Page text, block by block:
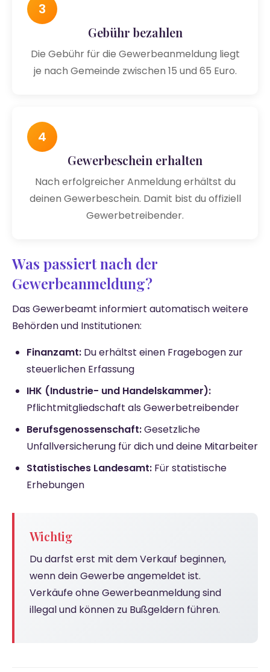
3
Gebühr bezahlen
Die Gebühr für die Gewerbeanmeldung liegt
je nach Gemeinde zwischen 15 und 65 Euro.
4
Gewerbeschein erhalten
Nach erfolgreicher Anmeldung erhältst du
deinen Gewerbeschein. Damit bist du offiziell
Gewerbetreibender.
Was passiert nach der
Gewerbeanmeldung?
Das Gewerbeamt informiert automatisch weitere
Behörden und Institutionen:
Finanzamt: Du erhältst einen Fragebogen zur
steuerlichen Erfassung
IHK (Industrie- und Handelskammer):
Pflichtmitgliedschaft als Gewerbetreibender
Berufsgenossenschaft:Gesetzliche
Unfallversicherung für dich und deine Mitarbeiter
Statistisches Landesamt: Für statistische
Erhebungen
Wichtig
Du darfst erst mit dem Verkauf beginnen,
wenn dein Gewerbe angemeldet ist.
Verkäufe ohne Gewerbeanmeldung sind
illegal und können zu Bußgeldern führen.